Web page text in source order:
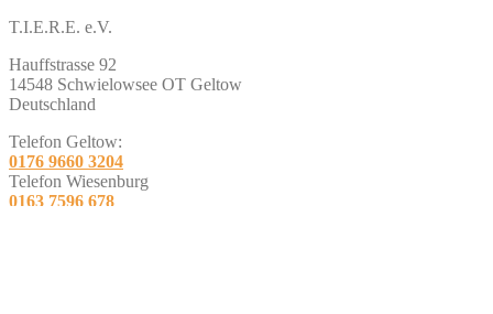
T.I.E.R.E. e.V.
Hauffstrasse 92
14548 Schwielowsee OT Geltow
Deutschland
Telefon Geltow:
0176 9660 3204
Telefon Wiesenburg
0163 7596 678